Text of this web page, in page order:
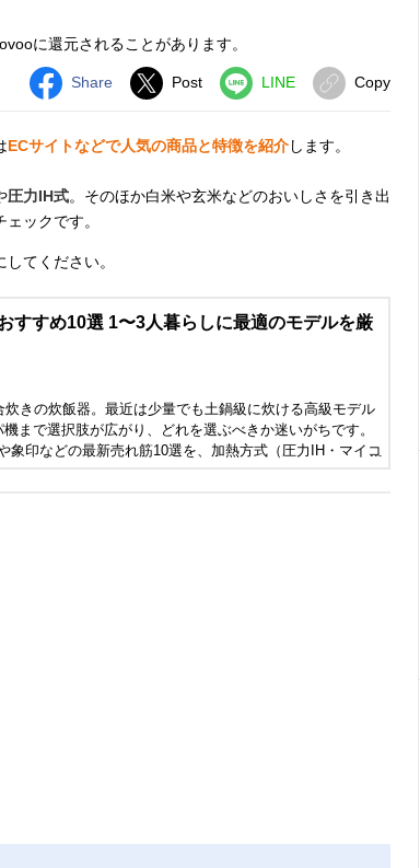
に還元されることがあります。
Share Post LINE Copy
ECサイトなどで人気の商品と特徴を紹介します。
圧力IH式。そのほか白米や玄米などのおいしさを引き出
ックです。
てください。
すすめ10選 1〜3人暮らしに最適のモデルを厳
炊きの炊飯器。最近は少量でも土鍋級に炊ける高級モデル
まで選択肢が広がり、どれを選ぶべきか迷いがちです。
象印などの最新売れ筋10選を、加熱方式（圧力IH・マイコ